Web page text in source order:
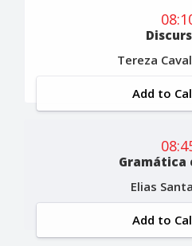
Tereza
Add to
Gramática
Elias
Add to